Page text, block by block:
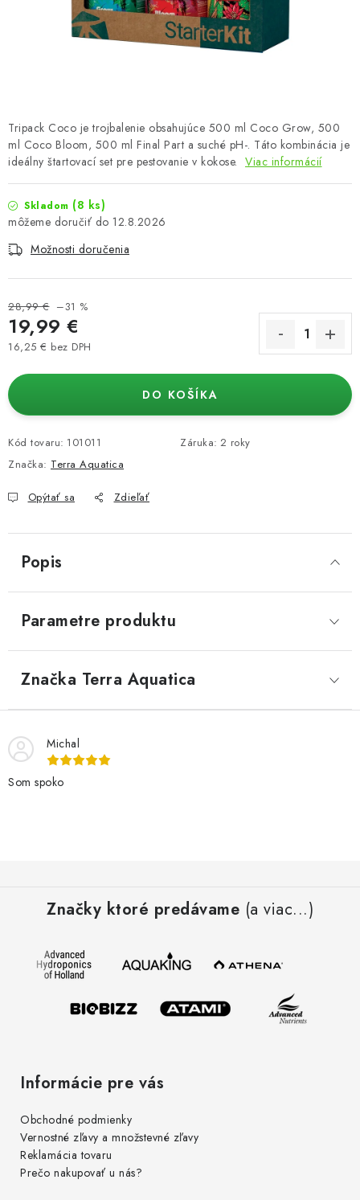
Podmienky o ochrane osobných údajov
Tripack Coco je trojbalenie obsahujúce 500 ml Coco Grow, 500
ml Coco Bloom, 500 ml Final Part a suché pH-. Táto kombinácia je
ideálny štartovací set pre pestovanie v kokose. Viac informácií
Skladom (8 ks)
12.8.2026
Možnosti doručenia
28,99 € –31 %
19,99 €
16,25 € bez DPH
DO KOŠÍKA
Kód tovaru: 101011 Záruka: 2 roky
Značka: Terra Aquatica
Opýtať sa Zdieľať
Popis
Parametre produktu
Značka Terra Aquatica
Michal
Som spoko
Značky ktoré predávame (a viac...)
Informácie pre vás
Obchodné podmienky
Vernostné zľavy a množstevné zľavy
Reklamácia tovaru
Prečo nakupovať u nás?